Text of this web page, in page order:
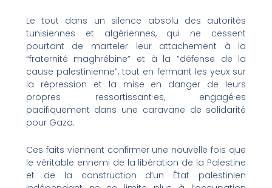
Le tout dans un silence absolu des autorités
tunisiennes et algériennes, qui ne cessent
pourtant de marteler leur attachement à la
“fraternité maghrébine” et à la “défense de la
cause palestinienne”, tout en fermant les yeux sur
la répression et la mise en danger de leurs
propres ressortissant·es, engagé·es
pacifiquement dans une caravane de solidarité
pour Gaza.
Ces faits viennent confirmer une nouvelle fois que
le véritable ennemi de la libération de la Palestine
et de la construction d’un État palestinien